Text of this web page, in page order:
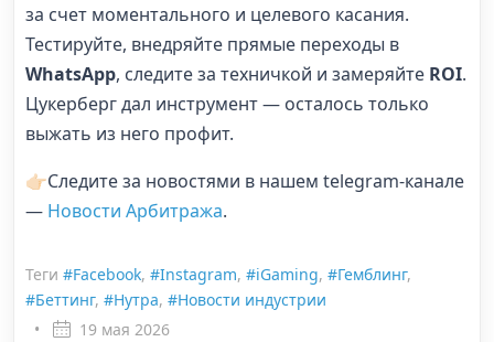
за счет моментального и целевого касания.
Тестируйте, внедряйте прямые переходы в
WhatsApp, следите за техничкой и замеряйте ROI.
Цукерберг дал инструмент — осталось только
выжать из него профит.
👉🏻Следите за новостями в нашем telegram-канале
— Новости Арбитража.
Теги #Facebook, #Instagram, #iGaming, #Гемблинг,
#Беттинг, #Нутра, #Новости индустрии
•
19 мая 2026